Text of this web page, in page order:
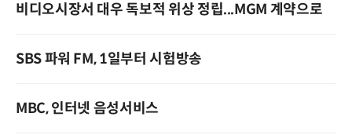
비디오시장서 대우 독보적 위상 정립...MGM 계약으로
SBS 파워 FM, 1일부터 시험방송
MBC, 인터넷 음성서비스